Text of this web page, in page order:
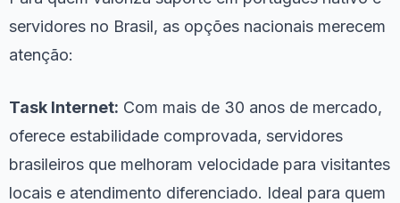
servidores no Brasil, as opções nacionais merecem
atenção:
Task Internet: Com mais de 30 anos de mercado,
oferece estabilidade comprovada, servidores
brasileiros que melhoram velocidade para visitantes
locais e atendimento diferenciado. Ideal para quem